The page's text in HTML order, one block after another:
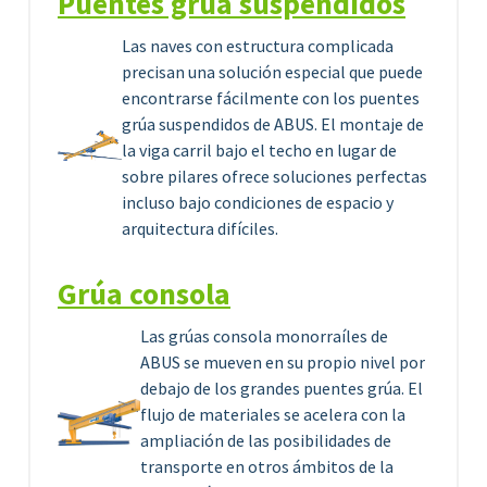
Las naves con estructura complicada
precisan una solución especial que puede
encontrarse fácilmente con los puentes
grúa suspendidos de ABUS. El montaje de
la viga carril bajo el techo en lugar de
sobre pilares ofrece soluciones perfectas
incluso bajo condiciones de espacio y
arquitectura difíciles.
Grúa consola
Las grúas consola monorraíles de
ABUS se mueven en su propio nivel por
debajo de los grandes puentes grúa. El
flujo de materiales se acelera con la
ampliación de las posibilidades de
transporte en otros ámbitos de la